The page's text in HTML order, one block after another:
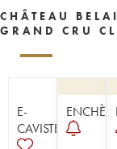
CHÂTEAU
GRAND CRU
E-
CAVISTE